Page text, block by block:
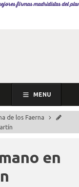
firmas madridistas del
MENU
de los Faerna
en